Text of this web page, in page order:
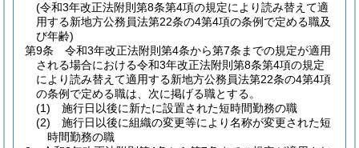
(令和3年改正法附則第8条第4項の規定により読み替えて適
用する新地方公務員法第22条の4第4項の条例で定める職及
び年齢)
第9条
令和3年改正法附則第4条から第7条までの規定が適用
される場合における令和3年改正法附則第8条第4項の規定
により読み替えて適用する新地方公務員法第22条の4第4項
の条例で定める職は、次に掲げる職とする。
(1)
施行日以後に新たに設置された短時間勤務の職
(2)
施行日以後に組織の変更等により名称が変更された短
時間勤務の職